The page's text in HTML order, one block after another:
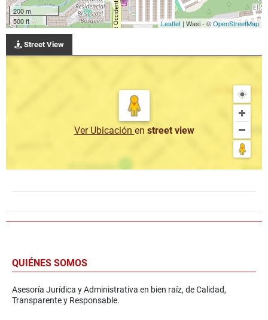
200 m
500 ft
Leaflet | Wasi - ©OpenStreetMap
Street View
Ver Ubicación en street view
QUIÉNES SOMOS
Asesoría Jurídica y Administrativa en bien raíz, de Calidad,
Transparente y Responsable.